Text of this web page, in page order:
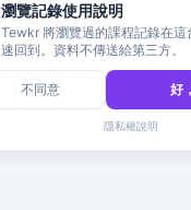
瀏覽記錄使用說明
Tewkr 將瀏覽過的課程記錄在這
速回到。資料不傳送給第三方。
不同意 好
隱私權說明